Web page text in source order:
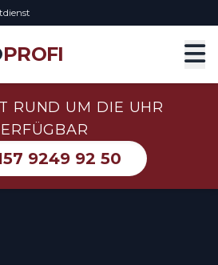
PROFI
RUND UM DIE UHR
9249 92 50